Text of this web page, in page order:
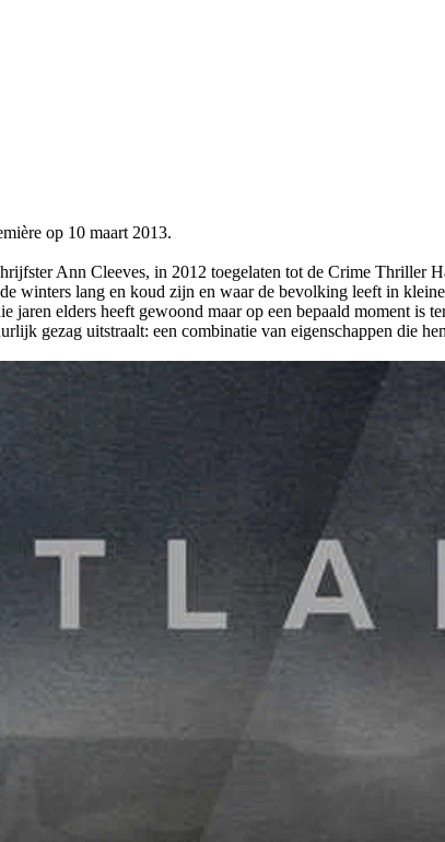
op 10 maart 2013.
Ann Cleeves, in 2012 toegelaten tot de Crime Thriller
winters lang en koud zijn en waar de bevolking leeft in
elders heeft gewoond maar op een bepaald moment is
gezag uitstraalt: een combinatie van eigenschappen die